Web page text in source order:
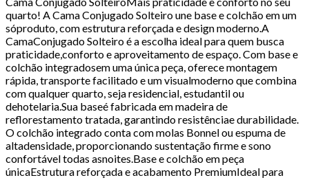
quarto! A Cama Conjugado Solteiro une base e colchão em um
sóproduto, com estrutura reforçada e design moderno.A
CamaConjugado Solteiro é a escolha ideal para quem busca
praticidade,conforto e aproveitamento de espaço. Com base e
colchão integradosem uma única peça, oferece montagem
rápida, transporte facilitado e um visualmoderno que combina
com qualquer quarto, seja residencial, estudantil ou
dehotelaria.Sua baseé fabricada em madeira de
reflorestamento tratada, garantindo resistênciae durabilidade.
O colchão integrado conta com molas Bonnel ou espuma de
altadensidade, proporcionando sustentação firme e sono
confortável todas asnoites.Base e colchão em peça
únicaEstrutura reforçada e acabamento PremiumIdeal para